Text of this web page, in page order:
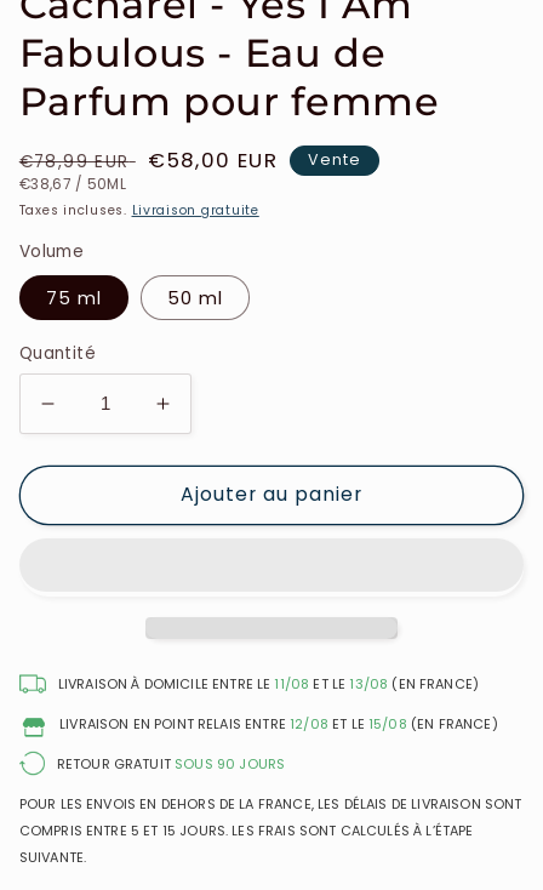
Fabulous - Eau de
Parfum pour femme
Prix
habituel
€78,99 EUR
Prix
€58,00 EUR
PRIX
€38,67 / PAR
50ML
Vente
Taxes incluses. Livraison gratuite
Volume
75 ml 50 ml
Quantité
Réduire
la
quantité
Cacharel
-
de
Parfum
femme
Augmenter
la
quantité
de
Cacharel
-
de
Parfum
femme
Ajouter au panier
LIVRAISON À DOMICILE ENTRE LE 11/08 ET LE 13/08 (EN FRANCE)
LIVRAISON EN POINT RELAIS ENTRE 12/08 ET LE 15/08 (EN FRANCE)
RETOUR GRATUIT SOUS 90 JOURS
POUR LES ENVOIS EN DEHORS DE LA FRANCE, LES DÉLAIS DE LIVRAISON SONT
COMPRIS ENTRE 5 ET 15 JOURS. LES FRAIS SONT CALCULÉS À L’ÉTAPE
SUIVANTE.